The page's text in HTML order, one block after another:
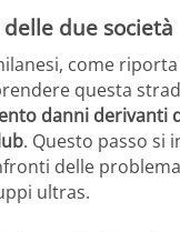
due società
come
questa
danni derivanti
. Questo passo si
delle
ultras.